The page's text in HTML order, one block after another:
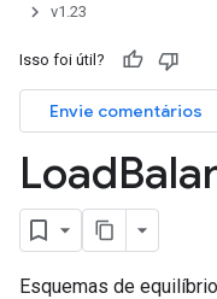
v1.23
Isso foi útil?
Envie comentários
Load
Esquemas de